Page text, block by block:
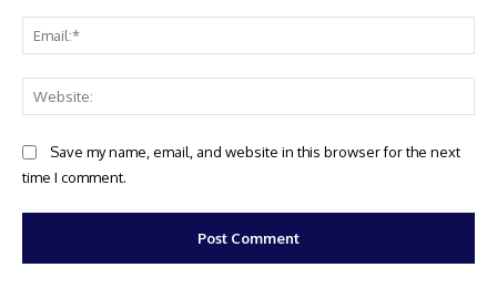
Save my name, email, and website in this browser for the next
time I comment.